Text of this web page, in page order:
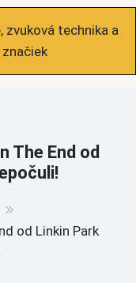
zvuková technika a
The End od
od Linkin Park